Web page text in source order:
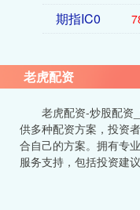
期指IC0
老虎配资
老虎配资-炒股配资
供多种配资方案，投资
合自己的方案。拥有专
服务支持，包括投资建